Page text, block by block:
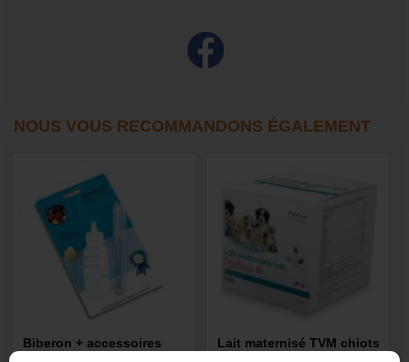
NOUS VOUS RECOMMANDONS ÉGALEMENT
Biberon + accessoires
Lait maternisé TVM chiots